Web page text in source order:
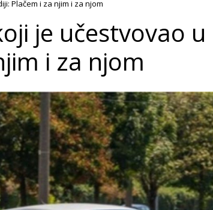
Plačem i za njim i za njom
je učestvovao u
i za njom